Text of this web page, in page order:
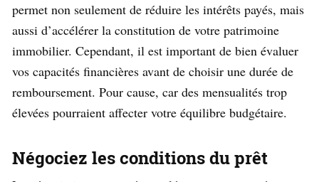
permet non seulement de réduire les intérêts payés, mais
aussi d’accélérer la constitution de votre patrimoine
immobilier. Cependant, il est important de bien évaluer
vos capacités financières avant de choisir une durée de
remboursement. Pour cause, car des mensualités trop
élevées pourraient affecter votre équilibre budgétaire.
Négociez les conditions du prêt